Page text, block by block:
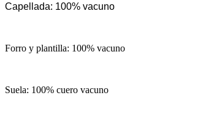
Capellada: 100% vacuno
Forro y plantilla: 100% vacuno
Suela: 100% cuero vacuno